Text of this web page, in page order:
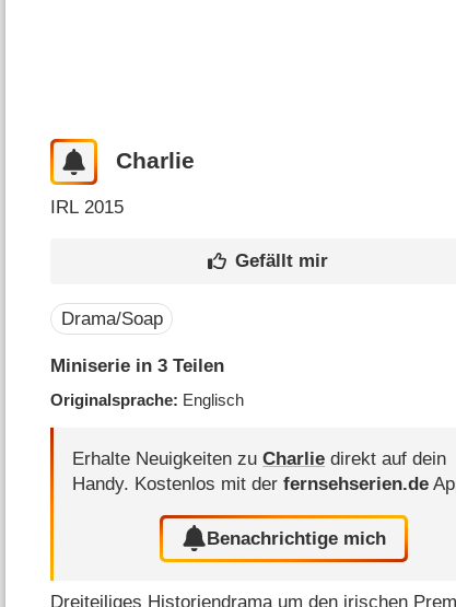
Charlie
IRL 2015
Drama/Soap
Miniserie in 3 Teilen
Originalsprache Englisch
Erhalte Neuigkeiten zuCharlie direkt auf dein
Handy. Kostenlos mit derfernsehserien.de
Benachrichtige mich
Dreiteiliges Historiendrama um den irischen